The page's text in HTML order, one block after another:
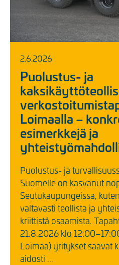
2.6.2026
Puolustus- ja
Loimaalla –
esimerkkejä ja
Puolustus- ja
Suomelle on kasvanut
Seutukaupungeissa,
valtavasti teollista ja
kriittistä osaamista.
21.8.2026 klo
Loimaa) yritykset saavat
aidosti ...